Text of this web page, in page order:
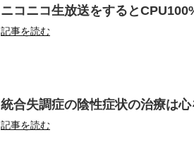
ニコニコ生放送をすると
記事を読む
統合失調症の陰性症状の治療は
記事を読む